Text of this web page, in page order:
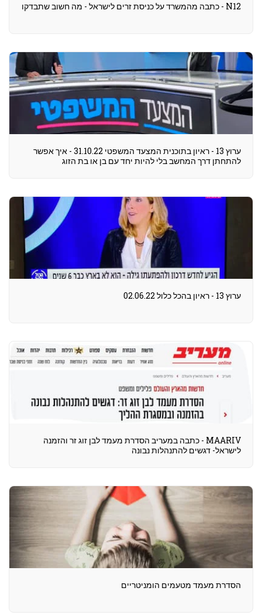
N12 - כתבה מהמשרד על כניסת זרים לישראל - מה חשוב שתבדקו
ערוץ 13 - ראיון בתוכנית המצעד המשפטי 31.10.22 - איך אפשר
להתחתן דרך המחשב בלי להיות יחד עם בן או בת הזוג
ערוץ 13 - ראיון בהכל כלול 02.06.22
MAARIV - כתבה במעריב הסדרת מעמד לבן זוג זר והזמנה
לישראל- דגשים להתנהלות נבונה
הסדרת מעמד מטעמים הומניטריים